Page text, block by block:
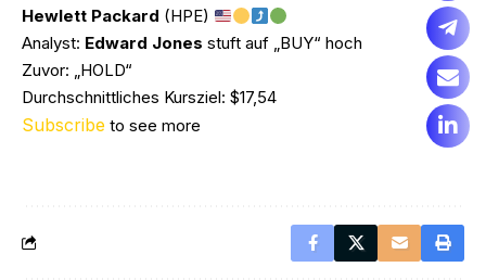
Hewlett Packard (HPE)
Analyst: Edward Jones stuft auf „BUY“ hoch
Zuvor: „HOLD“
Durchschnittliches Kursziel: $17,54
Subscribe to see more